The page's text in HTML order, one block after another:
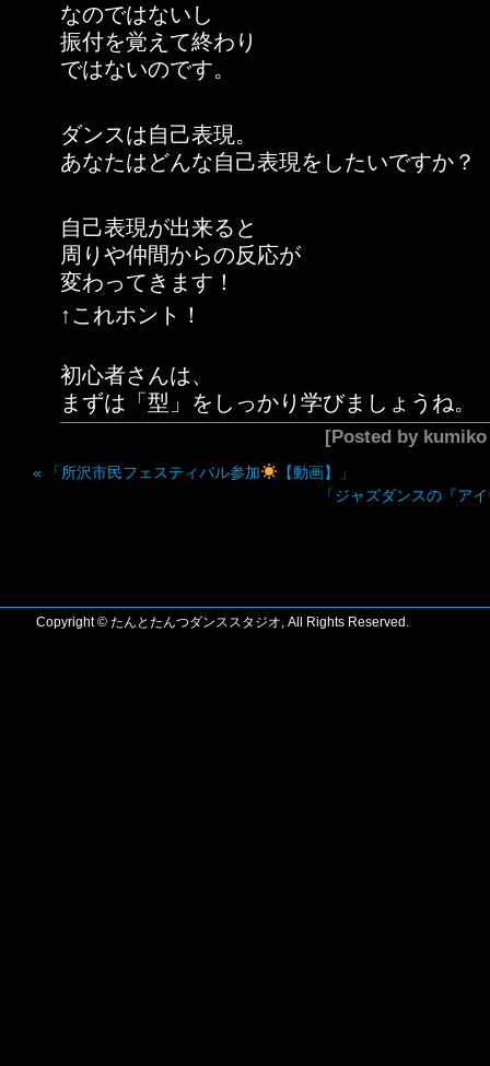
なのではないし
振付を覚えて終わり
ではないのです。
ダンスは自己表現。
あなたはどんな自己表現をしたいですか？
自己表現が出来ると
周りや仲間からの反応が
変わってきます！
↑これホント！
初心者さんは、
まずは「型」をしっかり学びましょうね。
[Posted by kumiko
« 「所沢市民フェスティバル参加
【動画】」
「ジャズダンスの『ア
Copyright © たんとたんつダンススタジオ, All Rights Reserved.